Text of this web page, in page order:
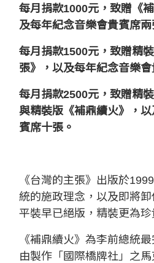
每月捐款1000元，致贈《
及每年紀念音樂會貴賓席兩
每月捐款1500元，致贈精
張》，以及每年紀念音樂會
每月捐款2500元，致贈精
與精裝版《補鼎續火》，
賓席十張。
《台灣的主張》出版於1999
統的施政理念，以及即將卸
平裝早已絕版，精裝更為珍
《補鼎續火》為李前總統
由製作「國際橋牌社」之